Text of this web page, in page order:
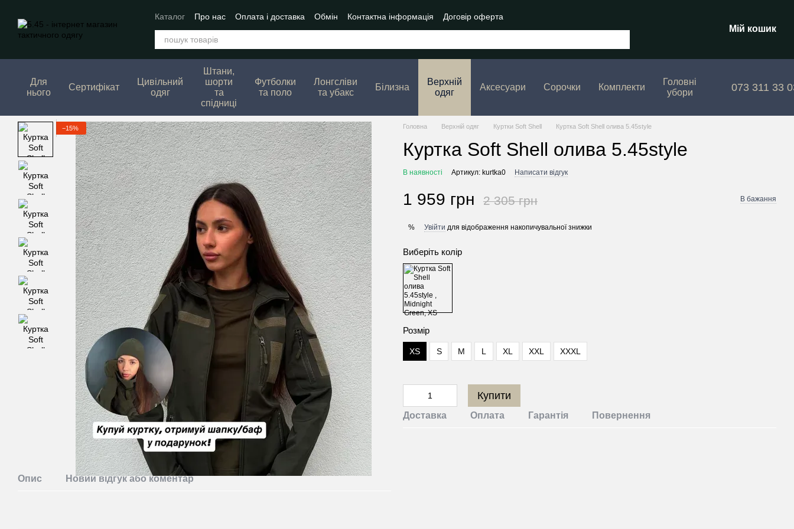
Каталог Про нас Оплата і доставка Обмін Контактна інформація Договір оферта
Мій кошик
Для
нього
Сертифікат
Цивільний
одяг
Штани,
шорти
та
спідниці
Футболки
та поло
Лонгсліви
та убакс
Білизна
Верхній
одяг
Аксесуари Сорочки Комплекти
Головні
убори
073 311 33
−15%
Опис Новий відгук або коментар
Головна Верхній одяг Куртки Soft Shell Куртка Soft Shell олива 5.45style
Куртка Soft Shell олива 5.45style
В наявності Артикул: kurtka0 Написати відгук
1 959 грн 2 305 грн В бажання
% Увійти для відображення накопичувальної знижки
Виберіть колір
Розмір
XS S M L XL XXL XXXL
Купити
Доставка Оплата Гарантія Повернення